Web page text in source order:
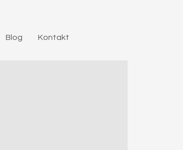
Blog Kontakt